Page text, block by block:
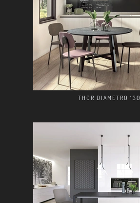
THOR DIAMETRO 130